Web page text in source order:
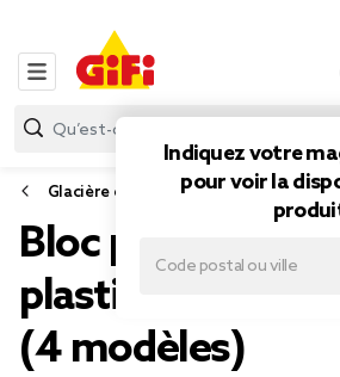
Indiquez votre
pour voir la
Glacière et bloc réfrigérant
Bloc pain de
plastique coloré
(4 modèles)